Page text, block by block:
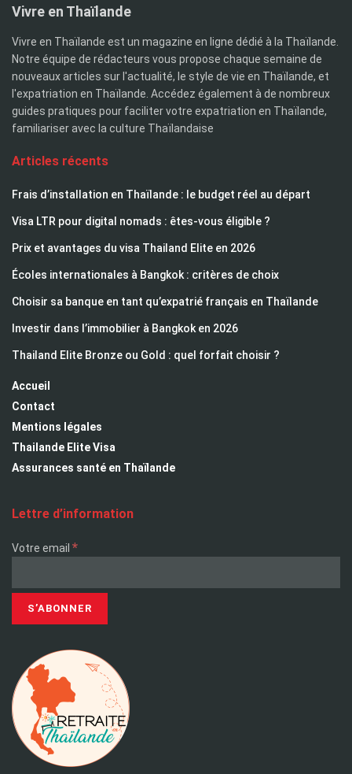
Vivre en Thaïlande
Vivre en Thaïlande est un magazine en ligne dédié à la Thaïlande.
Notre équipe de rédacteurs vous propose chaque semaine de
nouveaux articles sur l'actualité, le style de vie en Thaïlande, et
l'expatriation en Thaïlande. Accédez également à de nombreux
guides pratiques pour faciliter votre expatriation en Thaïlande,
familiariser avec la culture Thaïlandaise
Articles récents
Frais d’installation en Thaïlande : le budget réel au départ
Visa LTR pour digital nomads : êtes-vous éligible ?
Prix et avantages du visa Thailand Elite en 2026
Écoles internationales à Bangkok : critères de choix
Choisir sa banque en tant qu’expatrié français en Thaïlande
Investir dans l’immobilier à Bangkok en 2026
Thailand Elite Bronze ou Gold : quel forfait choisir ?
Accueil
Contact
Mentions légales
Thailande Elite Visa
Assurances santé en Thaïlande
Lettre d’information
Votre email *